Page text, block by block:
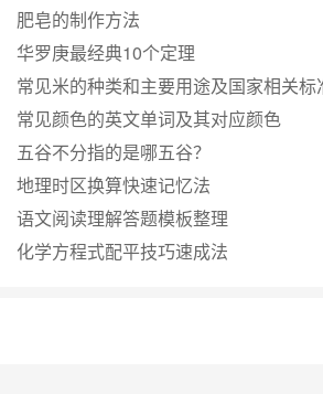
肥皂的制作方法
华罗庚最经典10个定理
常见米的种类和主要用途及国家相关标
常见颜色的英文单词及其对应颜色
五谷不分指的是哪五谷？
地理时区换算快速记忆法
语文阅读理解答题模板整理
化学方程式配平技巧速成法